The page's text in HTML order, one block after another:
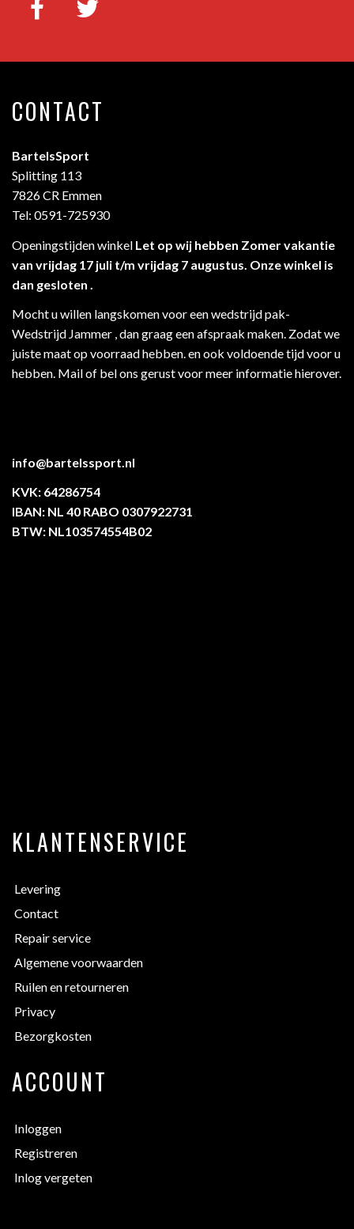
CONTACT
BartelsSport
Splitting 113
7826 CR Emmen
Tel: 0591-725930
Openingstijden winkel Let op wij hebben Zomer vakantie
van vrijdag 17 juli t/m vrijdag 7 augustus. Onze winkel is
dan gesloten .
Mocht u willen langskomen voor een wedstrijd pak-
Wedstrijd Jammer , dan graag een afspraak maken. Zodat we
juiste maat op voorraad hebben. en ook voldoende tijd voor u
hebben. Mail of bel ons gerust voor meer informatie hierover.
info@bartelssport.nl
KVK: 64286754
IBAN: NL 40 RABO 0307922731
BTW: NL103574554B02
KLANTENSERVICE
Levering
Contact
Repair service
Algemene voorwaarden
Ruilen en retourneren
Privacy
Bezorgkosten
ACCOUNT
Inloggen
Registreren
Inlog vergeten